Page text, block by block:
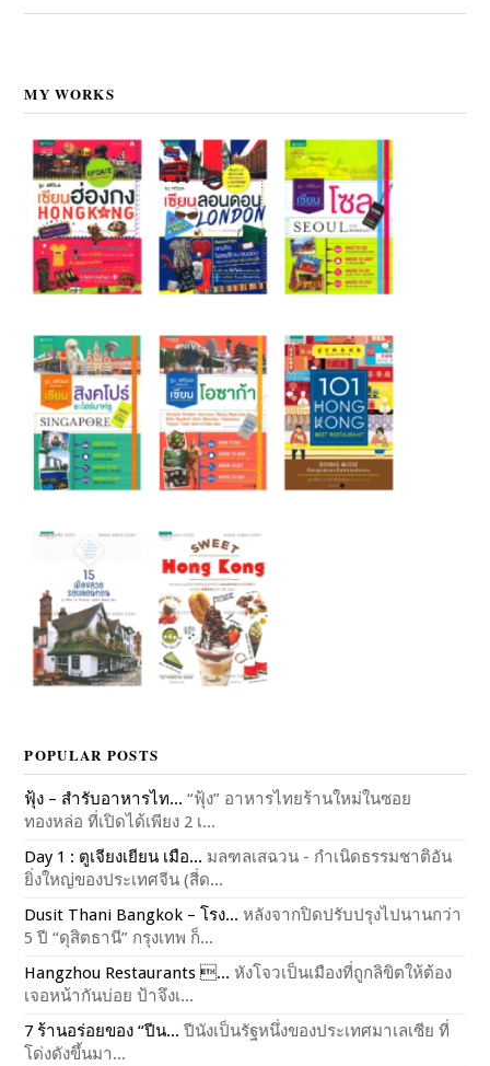
MY WORKS
POPULAR POSTS
ฟุ้ง – สำรับอาหารไท... “ฟุ้ง” อาหารไทยร้านใหม่ในซอย
ทองหล่อ ที่เปิดได้เพียง 2 เ...
Day 1 : ตูเจียงเยียน เมือ... มลฑลเสฉวน - กำเนิดธรรมชาติอัน
ยิ่งใหญ่ของประเทศจีน (สี่ด...
Dusit Thani Bangkok – โรง... หลังจากปิดปรับปรุงไปนานกว่า
5 ปี “ดุสิตธานี” กรุงเทพ ก็...
Hangzhou Restaurants ... หังโจวเป็นเมืองที่ถูกลิขิตให้ต้อง
เจอหน้ากันบ่อย ป้าจึงเ...
7 ร้านอร่อยของ “ปีน... ปีนังเป็นรัฐหนึ่งของประเทศมาเลเซีย ที่
โด่งดังขึ้นมา...